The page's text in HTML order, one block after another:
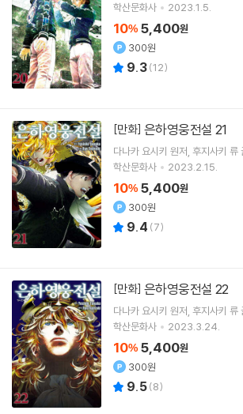
학산문화사
2023.1.5.
10% 5,400원
300원
9.3(12)
[만화] 은하영웅전설 21
다나카 요시키 원저 후지사키 류
학산문화사
2023.2.15.
10% 5,400원
300원
9.4 (7)
[만화] 은하영웅전설 22
다나카 요시키 원저 후지사키 류
학산문화사
2023.3.24.
10% 5,400원
300원
9.5(8)